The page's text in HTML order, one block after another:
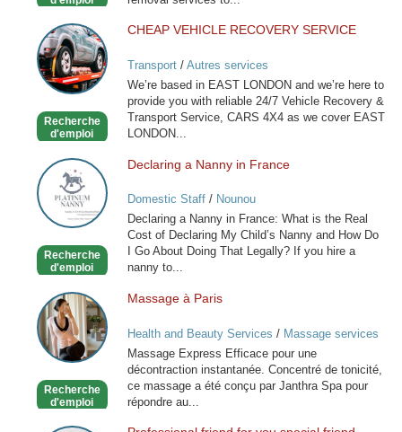
CHEAP
VEHICLE
RECOVERY
SERVICE
Recherche
d'emploi
CHEAP VEHICLE RECOVERY SERVICE
Transport/ Autres services
We’re based in EAST LONDON and we’re here to
provide you with reliable 24/7 Vehicle Recovery &
Transport Service, CARS 4X4 as we cover EAST
LONDON...
Declaring
a
Nanny
in
Recherche
d'emploi
Declaring a Nanny in France
Domestic Staff/ Nounou
Declaring a Nanny in France: What is the Real
Cost of Declaring My Child’s Nanny and How Do
I Go About Doing That Legally? If you hire a
nanny to...
Massage
à
Paris
Recherche
d'emploi
Massage à Paris
Health and Beauty Services / Massage services
at home
Massage Express Efficace pour une
décontraction instantanée. Concentré de tonicité,
ce massage a été conçu par Janthra Spa pour
répondre au...